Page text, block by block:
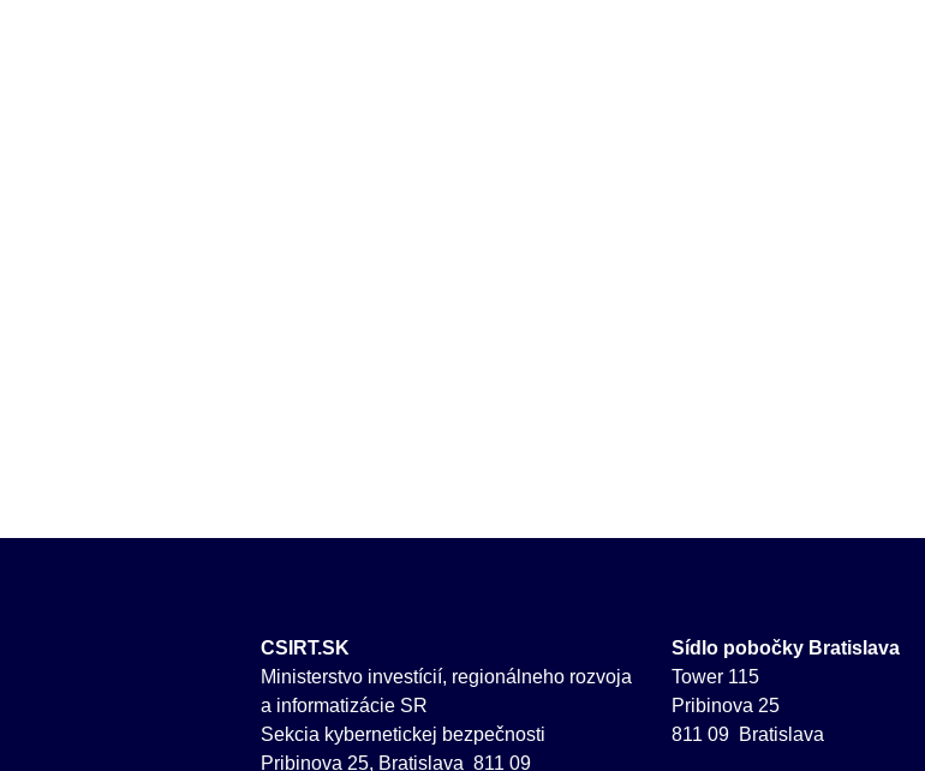
CSIRT.SK
Ministerstvo investícií, regionálneho rozvoja
a informatizácie SR
Sekcia kybernetickej bezpečnosti
Pribinova 25, Bratislava 811 09
Sídlo pobočky Bratislava
Tower 115
Pribinova 25
811 09 Bratislava